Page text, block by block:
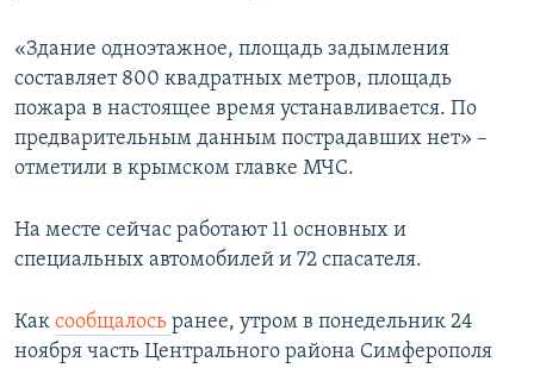
КРЫМ.НЕПОКОРЕННЫЙ
ELIFBE
УКРАИНСКАЯ ПРОБЛЕМА КРЫМА
Все сайты RFE/RL
«Здание одноэтажное, площадь задымления
составляет 800 квадратных метров, площадь
пожара в настоящее время устанавливается. По
предварительным данным пострадавших нет» –
отметили в крымском главке МЧС.
На месте сейчас работают 11 основных и
специальных автомобилей и 72 спасателя.
Как сообщалось ранее, утром в понедельник 24
ноября часть Центрального района Симферополя